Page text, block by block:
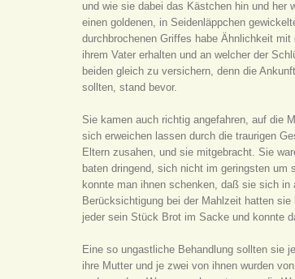
und wie sie dabei das Kästchen hin und her
einen goldenen, in Seidenläppchen
durchbrochenen Griffes habe Ähnlichkeit
ihrem Vater erhalten und an welcher der
beiden gleich zu versichern, denn die
sollten, stand bevor.
Sie kamen auch richtig angefahren, auf die
sich erweichen lassen durch die traurigen
Eltern zusahen, und sie mitgebracht. Sie
baten dringend, sich nicht im geringsten
konnte man ihnen schenken, daß sie sich
Berücksichtigung bei der Mahlzeit hatten
jeder sein Stück Brot im Sacke und konnte
Eine so ungastliche Behandlung sollten sie
ihre Mutter und je zwei von ihnen wurden